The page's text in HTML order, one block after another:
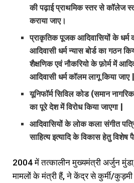
कीपढ़ाईप्राथमिकस्तरसेकॉलेज
करायाजाए।
प्राकृतिकपूजकआदिवासियोंकेधर्म
आदिवासीधर्मन्यासबोर्डकागठन
शैक्षणिकएवंनौकरियोकेफ़ोर्ममें
आदिवासीधर्मकॉलमलागूकियाजाए |
यूनिफॉर्मसिविलकोड (समान
कापूरेदेशमेंविरोधकियाजाएगा |
आदिवासियोंकेलोककलासंगीत
साहित्यइत्यादिकेविकासहेतुविशेष
2004 में तत्कालीन मुख्यमंत्री अर्जुन
मामलों के मंत्री हैं, ने केंद्र से कुर्मी/